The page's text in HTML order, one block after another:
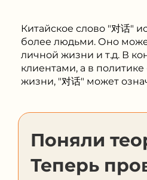
Китайское слово "对话"
более людьми. Оно
личной жизни и т.д. В
клиентами, а в
жизни, "对话" может
Поняли
Теперь